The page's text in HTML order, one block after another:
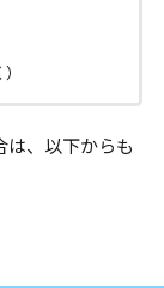
は、以下からも